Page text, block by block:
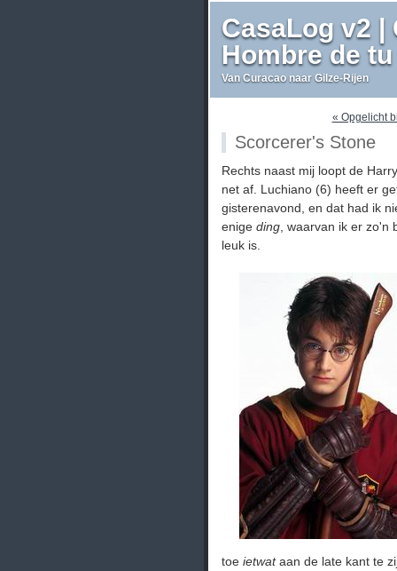
CasaLog v2 |
Hombre de tu
Van Curacao naar Gilze-Rijen
« Opgelicht
Scorcerer's Stone
Rechts naast mij loopt de
net af. Luchiano (6) heeft er
gisterenavond, en dat had ik
enige ding , waarvan ik er
leuk is.
toe ietwataan de late kant te